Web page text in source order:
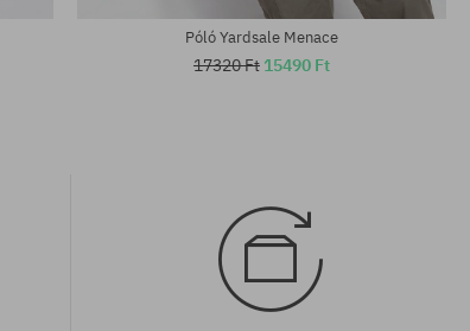
Póló Yardsale Menace
17320 Ft 15490 Ft